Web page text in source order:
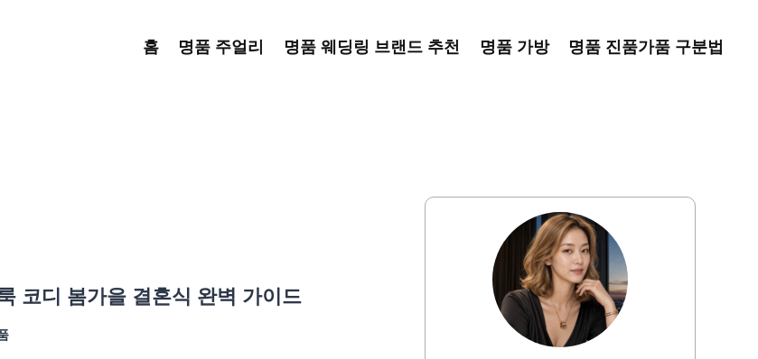
홈 명품 주얼리 명품 웨딩링 브랜드 추천 명품 가방 명품 진품가품 구분법
코디 봄가을 결혼식 완벽 가이드